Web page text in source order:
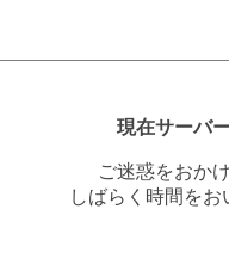
現在サーバ
ご迷惑をおか
しばらく時間を